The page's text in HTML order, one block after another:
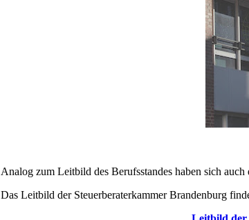
Analog zum Leitbild des Berufsstandes haben sich
Das Leitbild der Steuerberaterkammer Brandenburg